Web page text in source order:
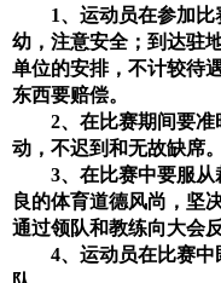
1、运动员在参加
幼，注意安全；到达驻
单位的安排，不计较待
东西要赔偿。
2、在比赛期间要
动，不迟到和无故缺席。
3、在比赛中要服
良的体育道德风尚，坚
通过领队和教练向大会反
4、运动员在比赛